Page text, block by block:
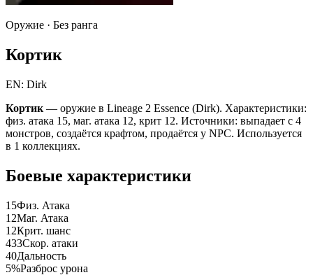
Оружие · Без ранга
Кортик
EN: Dirk
Кортик — оружие в Lineage 2 Essence (Dirk). Характеристики:
физ. атака 15, маг. атака 12, крит 12. Источники: выпадает с 4
монстров, создаётся крафтом, продаётся у NPC. Используется
в 1 коллекциях.
Боевые характеристики
15Физ. Атака
12Маг. Атака
12Крит. шанс
433Скор. атаки
40Дальность
5%Разброс урона